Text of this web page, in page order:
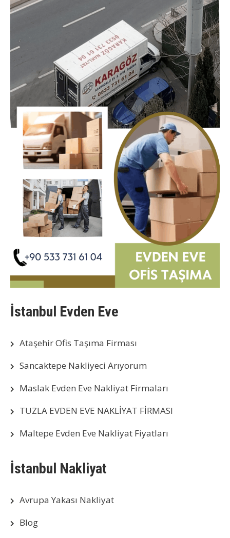
İstanbul Evden Eve
Ataşehir Ofis Taşıma Firması
Sancaktepe Nakliyeci Arıyorum
Maslak Evden Eve Nakliyat Firmaları
TUZLA EVDEN EVE NAKLİYAT FİRMASI
Maltepe Evden Eve Nakliyat Fiyatları
İstanbul Nakliyat
Avrupa Yakası Nakliyat
Blog